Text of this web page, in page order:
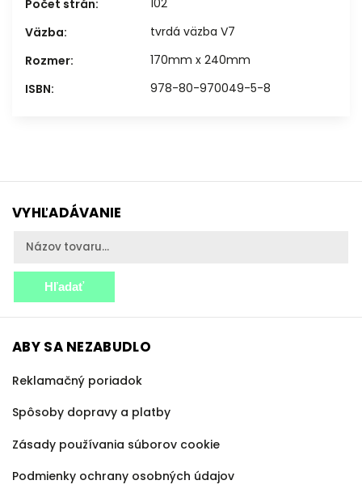
Počet strán:
102
Väzba:
tvrdá väzba V7
Rozmer:
170mm x 240mm
ISBN: 978-80-970049-5-8
VYHĽADÁVANIE
Hľadať
ABY SA NEZABUDLO
Reklamačný poriadok
Spôsoby dopravy a platby
Zásady používania súborov cookie
Podmienky ochrany osobných údajov